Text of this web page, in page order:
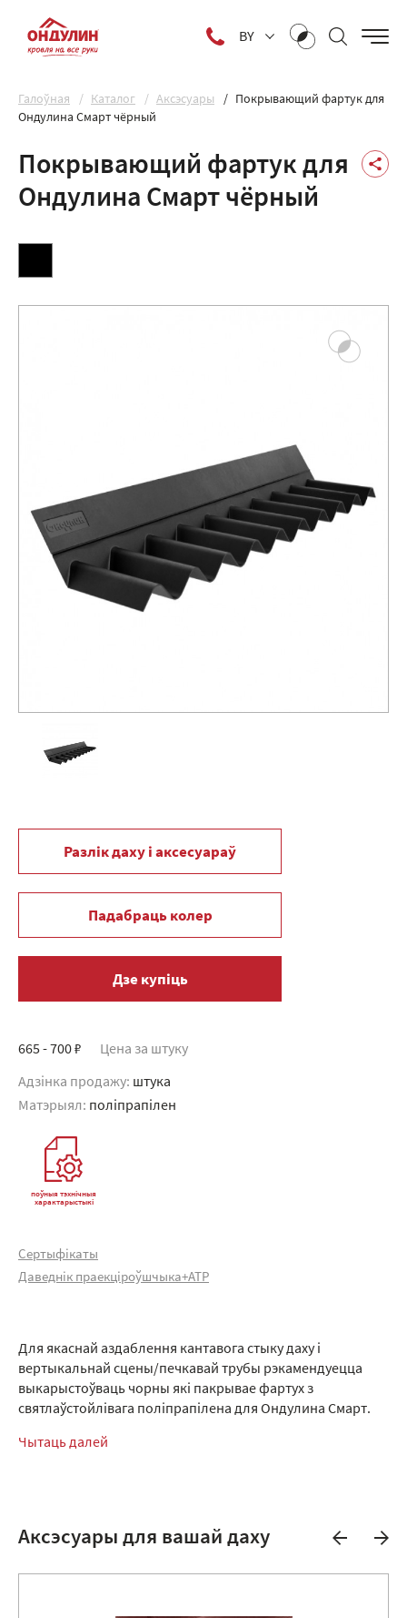
BY
Галоўная Каталог Аксэсуары
Покрывающий фартук для
Ондулина Смарт чёрный
Покрывающий фартук для
Ондулина Смарт чёрный
Разлік даху і аксесуараў
Падабраць колер
Дзе купіць
665 - 700 ₽ Цена за штуку
Адзінка продажу: штука
Матэрыял: поліпрапілен
поўныя тэхнічныя
характарыстыкі
Сертыфікаты
Даведнік праекціроўшчыка+АТР
Для якаснай аздаблення кантавога стыку даху і
вертыкальнай сцены/печкавай трубы рэкамендуецца
выкарыстоўваць чорны які пакрывае фартух з
святлаўстойлівага поліпрапілена для Ондулина Смарт.
Чытаць далей
Аксэсуары для вашай даху